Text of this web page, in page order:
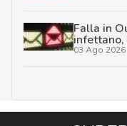
Falla in
infettano,
03 Ago 2026